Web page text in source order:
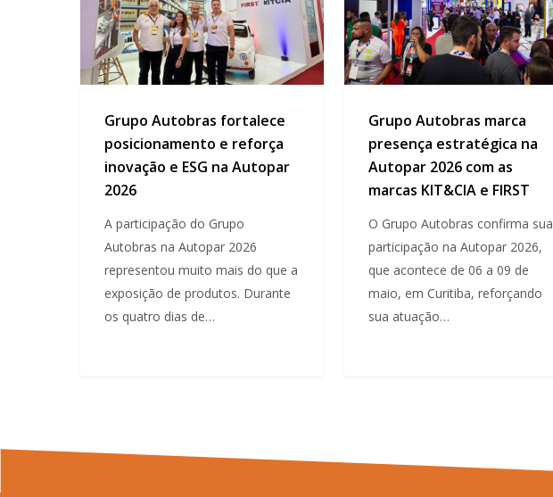
Grupo Autobras fortalece
posicionamento e reforça
inovação e ESG na Autopar
2026
A participação do Grupo
Autobras na Autopar 2026
representou muito mais do que a
exposição de produtos. Durante
os quatro dias de…
Grupo Autobras marca
presença estratégica na
Autopar 2026 com as
marcas KIT&CIA e FIRST
O Grupo Autobras confirma sua
participação na Autopar 2026,
que acontece de 06 a 09 de
maio, em Curitiba, reforçando
sua atuação…